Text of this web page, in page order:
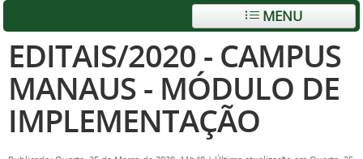
MENU
EDITAIS/2020 - CAMPUS
MANAUS - MÓDULO DE
IMPLEMENTAÇÃO